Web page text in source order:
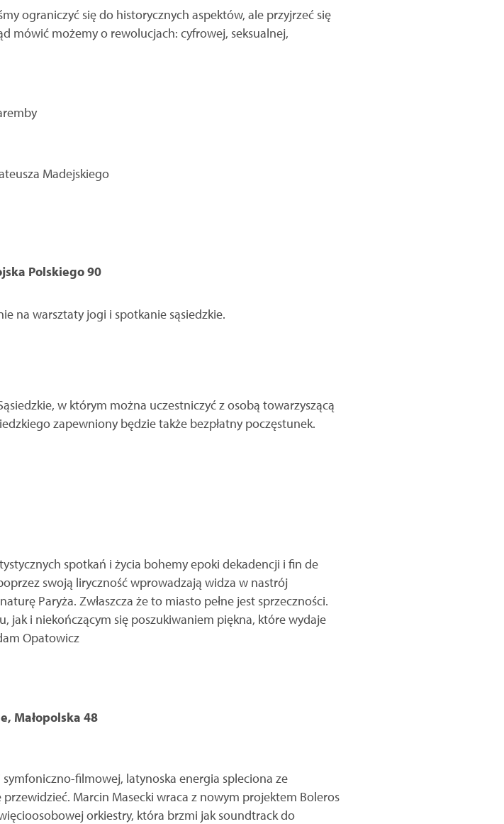
ograniczyć się do historycznych aspektów, ale przyjrzeć się
mówić możemy o rewolucjach: cyfrowej, seksualnej,
Madejskiego
Polskiego 90
na warsztaty jogi i spotkanie sąsiedzkie.
w którym można uczestniczyć z osobą towarzyszącą
zapewniony będzie także bezpłatny poczęstunek.
spotkań i życia bohemy epoki dekadencji i fin de
swoją liryczność wprowadzają widza w nastrój
Paryża. Zwłaszcza że to miasto pełne jest sprzeczności.
jak i niekończącym się poszukiwaniem piękna, które wydaje
Opatowicz
Małopolska 48
filmowej, latynoska energia spleciona ze
Marcin Masecki wraca z nowym projektem Boleros
orkiestry, która brzmi jak soundtrack do